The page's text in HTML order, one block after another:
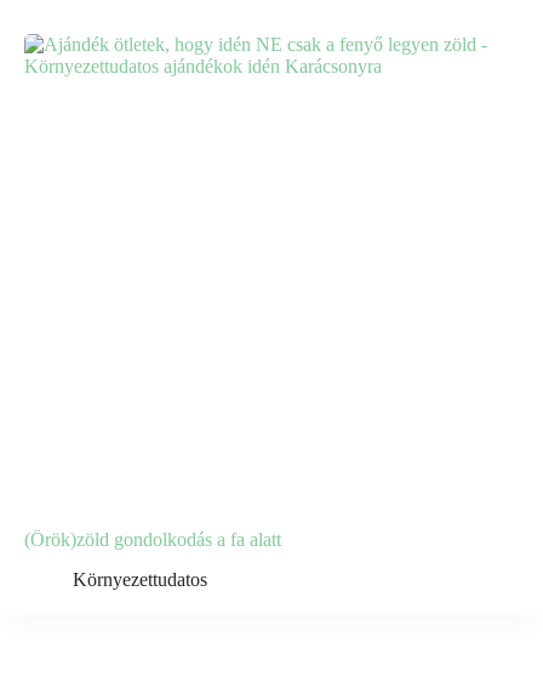
(Örök)zöld gondolkodás a fa alatt
Környezettudatos